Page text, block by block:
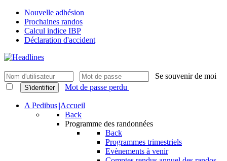
Nouvelle adhésion
Prochaines randos
Calcul indice IBP
Déclaration d'accident
Se souvenir de moi
S'identifier Mot de passe perdu
A Pedibus||Accueil
Back
Programme des randonnées
Back
Programmes trimestriels
Evènements à venir